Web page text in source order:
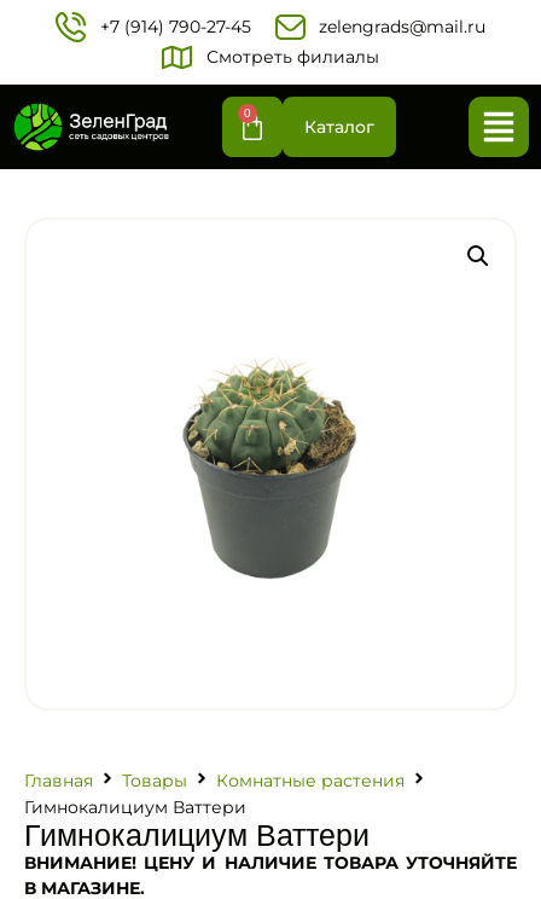
+7 (914) 790-27-45‬
zelengrads@mail.ru
Смотреть филиалы
0
Каталог
Главная Товары
Комнатные растения
Гимнокалициум Ваттери
Гимнокалициум Ваттери
ВНИМАНИЕ! ЦЕНУ И НАЛИЧИЕ ТОВАРА УТОЧНЯЙТЕ
В МАГАЗИНЕ.